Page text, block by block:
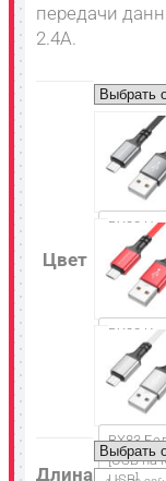
передачи
2.4A.
Цвет
BX83
[USB на
USB]
BX83
[USB на
USB]
BX83
[USB на
Длина